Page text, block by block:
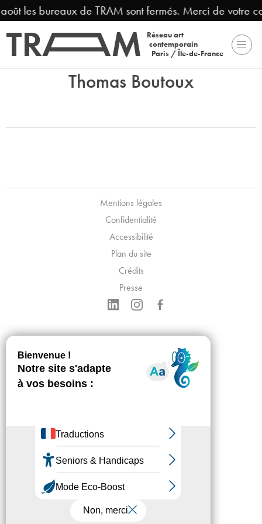
les bureaux de TRAM sont fermés. Merci de votre
Réseau art
contemporain
Paris / Île-de-France
Thomas Boutoux
Mentions légales
Confidentialité
Accessibilité
Plan du site
Crédits
Presse